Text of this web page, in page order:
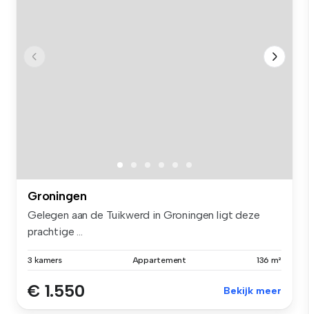
Groningen
Gelegen aan de Tuikwerd in Groningen ligt deze
prachtige ...
3 kamers Appartement 136 m²
€ 1.550 Bekijk meer